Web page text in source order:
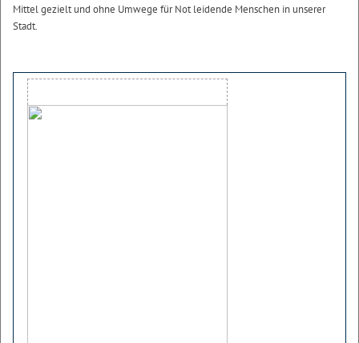
Mittel gezielt und ohne Umwege für Not leidende Menschen in unserer
Stadt.